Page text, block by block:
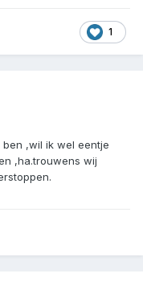
1
,wil ik wel eentje
,ha.trouwens wij